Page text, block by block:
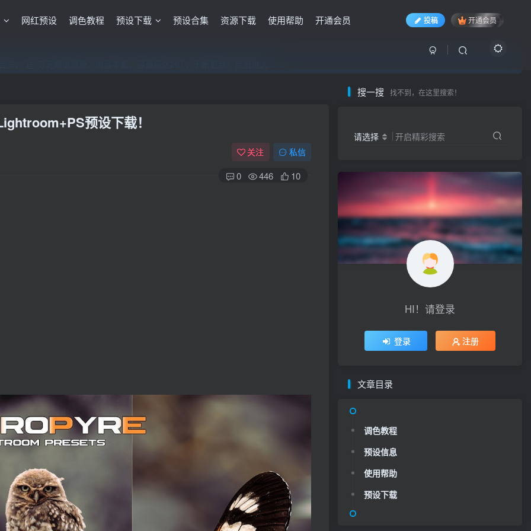
网红预设 调色教程 预设下载 预设合集 资源下载 使用帮助 开通会员 投稿 开通会员
员，”送“万元超值资源，内容丰富，容量高达20T，不断更新！点击进入……
预设下载！
关注 私信
0 446 10
搜一搜 找不到，在这里搜索！
请选择 开启精彩搜索
HI！请登录
登录 注册
文章目录
调色教程
预设信息
使用帮助
预设下载